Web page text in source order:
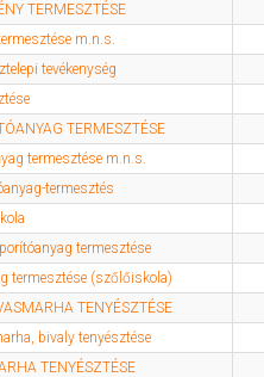
TERMESZTÉSE
m.n.s.
tevékenység
TERMESZTÉSE
termesztése m.n.s.
termesztés
termesztése
termesztése (szőlőiskola)
TENYÉSZTÉSE
bivaly tenyésztése
TENYÉSZTÉSE